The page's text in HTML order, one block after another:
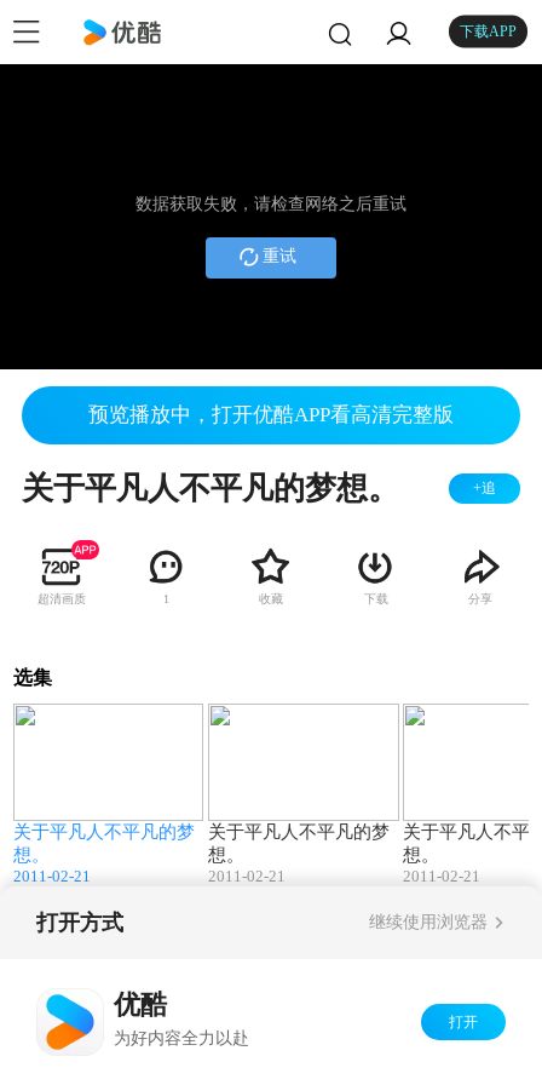
下载APP
数据获取失败，请检查网络之后重试
重试
预览播放中，打开优酷APP看高清完整版
关于平凡人不平凡的梦想。 +追
超清画质 1 收藏 下载 分享
选集
关于平凡人不平凡的梦
想。
2011-02-21
关于平凡人不平凡的梦
想。
2011-02-21
关于平凡人不平
想。
2011-02-21
打开方式 继续使用浏览器
优酷
为好内容全力以赴
打开